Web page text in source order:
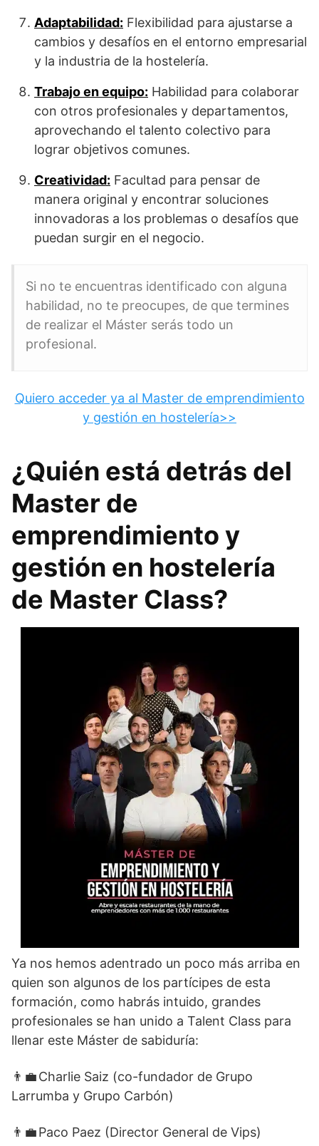
Adaptabilidad: Flexibilidad para ajustarse a
cambios y desafíos en el entorno empresarial
y la industria de la hostelería.
Trabajo en equipo: Habilidad para colaborar
con otros profesionales y departamentos,
aprovechando el talento colectivo para
lograr objetivos comunes.
Creatividad: Facultad para pensar de
manera original y encontrar soluciones
innovadoras a los problemas o desafíos que
puedan surgir en el negocio.
Si no te encuentras identificado con alguna
habilidad, no te preocupes, de que termines
de realizar el Máster serás todo un
profesional.
Quiero acceder ya al Master de emprendimiento
y gestión en hostelería>>
¿Quién está detrás del
Master de
emprendimiento y
gestión en hostelería
de Master Class?
Ya nos hemos adentrado un poco más arriba en
quien son algunos de los partícipes de esta
formación, como habrás intuido, grandes
profesionales se han unido a Talent Class para
llenar este Máster de sabiduría:
👨‍💼 Charlie Saiz (co-fundador de Grupo
Larrumba y Grupo Carbón)
👨‍💼 Paco Paez (Director General de Vips)